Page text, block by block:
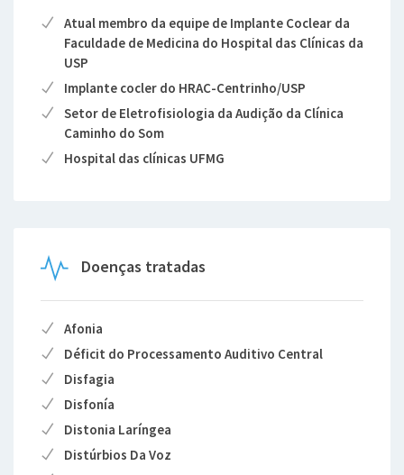
Atual membro da equipe de Implante Coclear da
Faculdade de Medicina do Hospital das Clínicas da
USP
Implante cocler do HRAC-Centrinho/USP
Setor de Eletrofisiologia da Audição da Clínica
Caminho do Som
Hospital das clínicas UFMG
Doenças tratadas
Afonia
Déficit do Processamento Auditivo Central
Disfagia
Disfonía
Distonia Laríngea
Distúrbios Da Voz